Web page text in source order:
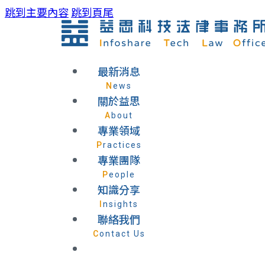
跳到主要內容跳到頁尾
最新消息
News
關於益思
About
專業領域
Practices
專業團隊
People
知識分享
Insights
聯絡我們
Contact Us